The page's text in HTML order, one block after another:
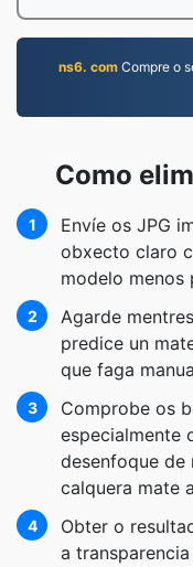
ns6. comCompre o
Como
1
Envíe os JPG
obxecto claro
modelo menos
2
Agarde
predice un
que faga
3
Comprobe os
especialmente
desenfoque de
calquera mate
4
Obter o
a